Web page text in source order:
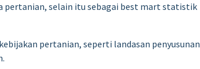
pertanian, selain itu sebagai best mart statistik
pertanian, seperti landasan penyusunan